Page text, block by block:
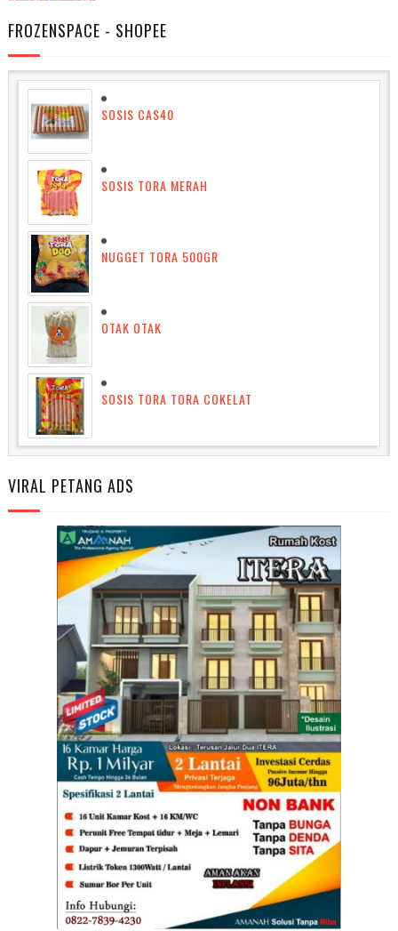
FROZENSPACE - SHOPEE
SOSIS CAS40
SOSIS TORA MERAH
NUGGET TORA 500GR
OTAK OTAK
SOSIS TORA TORA COKELAT
VIRAL PETANG ADS